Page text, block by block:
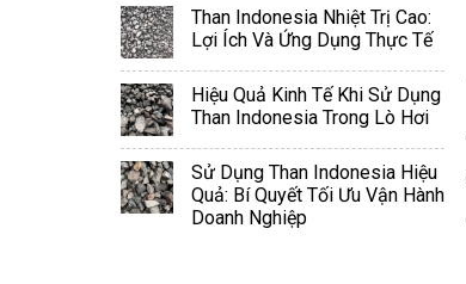
Than Indonesia Nhiệt Trị Cao:
Lợi Ích Và Ứng Dụng Thực Tế
Hiệu Quả Kinh Tế Khi Sử Dụng
Than Indonesia Trong Lò Hơi
Sử Dụng Than Indonesia Hiệu
Quả: Bí Quyết Tối Ưu Vận Hành
Doanh Nghiệp